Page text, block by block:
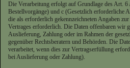
Die Verarbeitung erfolgt auf Grundlage des Art.
Bestellvorgänge) und c (Gesetzlich erforderliche
die als erforderlich gekennzeichneten Angaben
Vertrages erforderlich. Die Daten offenbaren wir
Auslieferung, Zahlung oder im Rahmen der
gegenüber Rechtsberatern und Behörden. Die
verarbeitet, wenn dies zur Vertragserfüllung
bei Auslieferung oder Zahlung).